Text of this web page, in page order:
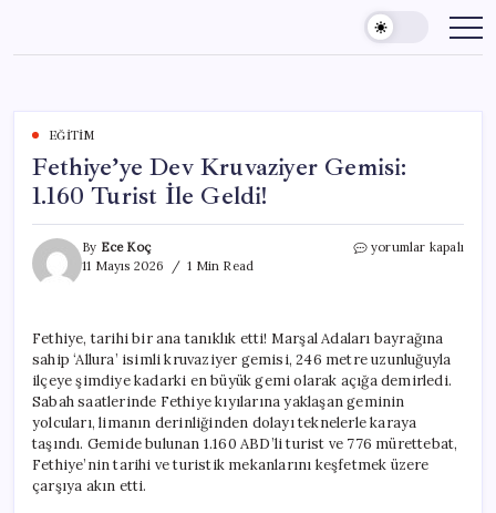
content
EĞITIM
Fethiye’ye Dev Kruvaziyer Gemisi:
1.160 Turist İle Geldi!
By Ece Koç
11 Mayıs 2026
1 Min Read
Fethiye’ye
Turist
İle
Geldi!
için
yorumlar kapalı
Fethiye, tarihi bir ana tanıklık etti! Marşal Adaları bayrağına
sahip ‘Allura’ isimli kruvaziyer gemisi, 246 metre uzunluğuyla
ilçeye şimdiye kadarki en büyük gemi olarak açığa demirledi.
Sabah saatlerinde Fethiye kıyılarına yaklaşan geminin
yolcuları, limanın derinliğinden dolayı teknelerle karaya
taşındı. Gemide bulunan 1.160 ABD’li turist ve 776 mürettebat,
Fethiye’nin tarihi ve turistik mekanlarını keşfetmek üzere
çarşıya akın etti.